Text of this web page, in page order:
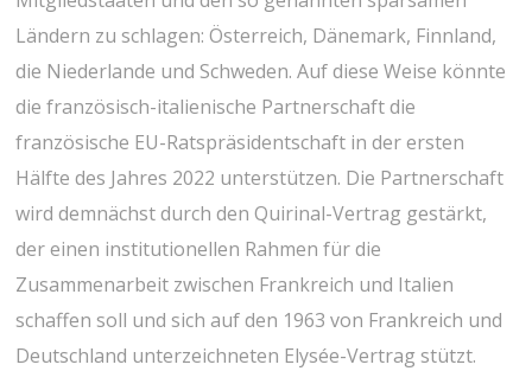
Ländern zu schlagen: Österreich, Dänemark, Finnland,
die Niederlande und Schweden. Auf diese Weise könnte
die französisch-italienische Partnerschaft die
französische EU-Ratspräsidentschaft in der ersten
Hälfte des Jahres 2022 unterstützen. Die Partnerschaft
wird demnächst durch den Quirinal-Vertrag gestärkt,
der einen institutionellen Rahmen für die
Zusammenarbeit zwischen Frankreich und Italien
schaffen soll und sich auf den 1963 von Frankreich und
Deutschland unterzeichneten Elysée-Vertrag stützt.